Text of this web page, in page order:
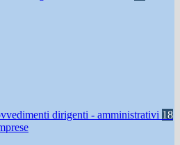
dirigenti - amministrativi 18